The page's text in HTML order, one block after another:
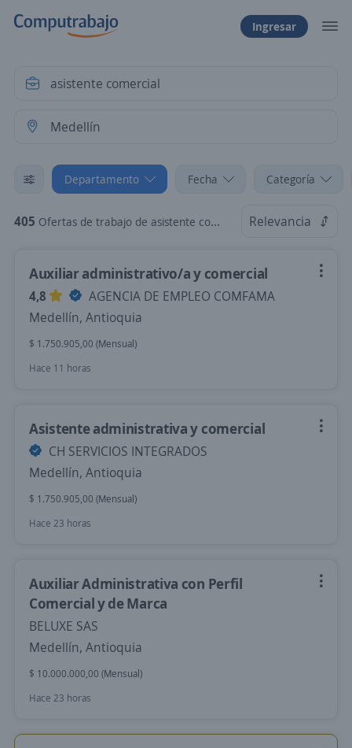
Ingresar
Departamento Fecha Categoría
405 Ofertas de trabajo de asistente comercial en Medellín, Antioquia Relevancia
Auxiliar administrativo/a y comercial
4,8
AGENCIA DE EMPLEO COMFAMA
Medellín, Antioquia
$ 1.750.905,00 (Mensual)
Hace 11 horas
Asistente administrativa y comercial
CH SERVICIOS INTEGRADOS
Medellín, Antioquia
$ 1.750.905,00 (Mensual)
Hace 23 horas
Auxiliar Administrativa con Perfil
Comercial y de Marca
BELUXE SAS
Medellín, Antioquia
$ 10.000.000,00 (Mensual)
Hace 23 horas